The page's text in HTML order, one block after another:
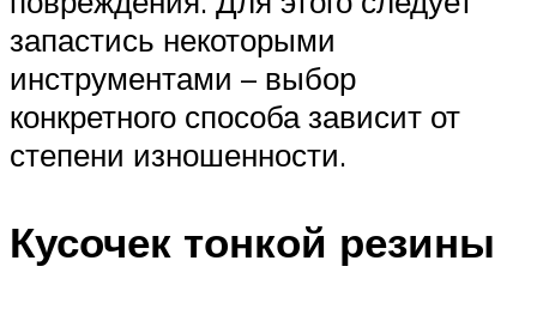
запастись некоторыми
инструментами – выбор
конкретного способа зависит от
степени изношенности.
Кусочек тонкой резины